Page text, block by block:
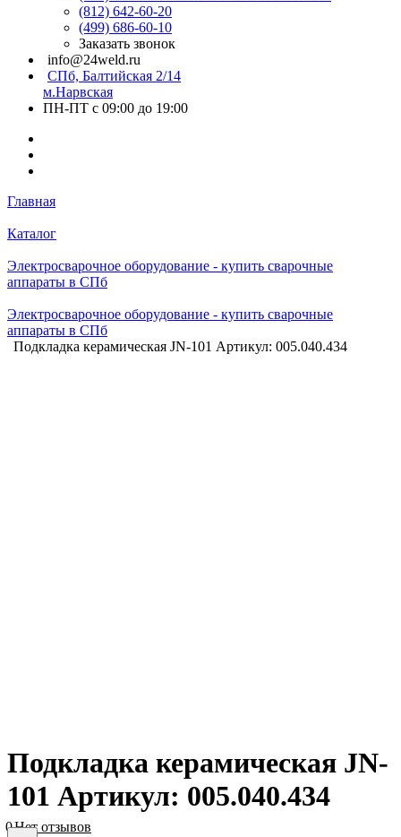
(812) 642-60-20
(499) 686-60-10
Заказать звонок
info@24weld.ru
СПб, Балтийская 2/14
м.Нарвская
ПН-ПТ с 09:00 до 19:00
Главная
Каталог
Электросварочное оборудование - купить сварочные
аппараты в СПб
Электросварочное оборудование - купить сварочные
аппараты в СПб
Подкладка керамическая JN-101 Артикул: 005.040.434
Подкладка керамическая JN-
101 Артикул: 005.040.434
0Нет отзывов